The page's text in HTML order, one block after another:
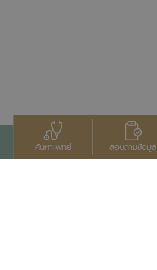
ค้นหาแพทย์ สอบถามข้อมูล